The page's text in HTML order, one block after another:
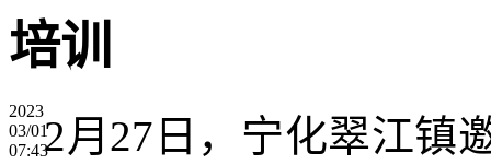
培训
2023
03/01
07:432月27日，宁化翠江镇